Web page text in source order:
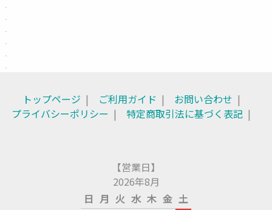
トップページ ご利用ガイド
お問い合わせ
プライバシーポリシー
特定商取引法に基づく表記
【営業日】
2026年8月
日 月 火 水 木 金 土